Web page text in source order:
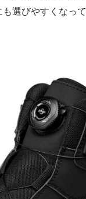
選びやすくなって